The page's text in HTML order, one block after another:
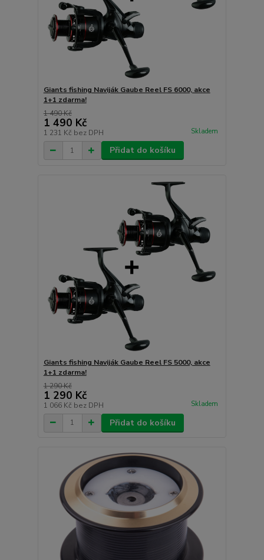
Giants fishing Naviják Gaube Reel FS 6000, akce
1+1 zdarma!
1 490 Kč
1 490 Kč
1 231 Kč bez DPH Skladem
Přidat do košíku
Giants fishing Naviják Gaube Reel FS 5000, akce
1+1 zdarma!
1 290 Kč
1 290 Kč
1 066 Kč bez DPH Skladem
Přidat do košíku